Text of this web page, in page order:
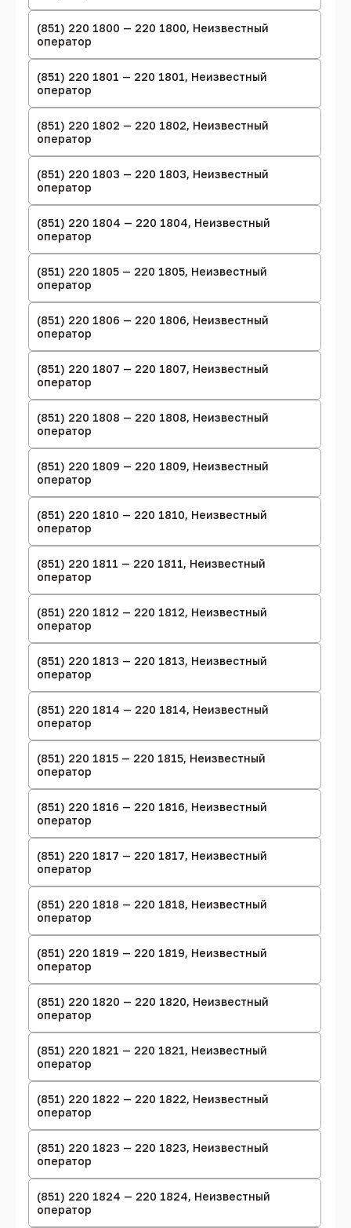
(851) 220 1800 — 220 1800, Неизвестный
оператор
(851) 220 1801 — 220 1801, Неизвестный
оператор
(851) 220 1802 — 220 1802, Неизвестный
оператор
(851) 220 1803 — 220 1803, Неизвестный
оператор
(851) 220 1804 — 220 1804, Неизвестный
оператор
(851) 220 1805 — 220 1805, Неизвестный
оператор
(851) 220 1806 — 220 1806, Неизвестный
оператор
(851) 220 1807 — 220 1807, Неизвестный
оператор
(851) 220 1808 — 220 1808, Неизвестный
оператор
(851) 220 1809 — 220 1809, Неизвестный
оператор
(851) 220 1810 — 220 1810, Неизвестный
оператор
(851) 220 1811 — 220 1811, Неизвестный
оператор
(851) 220 1812 — 220 1812, Неизвестный
оператор
(851) 220 1813 — 220 1813, Неизвестный
оператор
(851) 220 1814 — 220 1814, Неизвестный
оператор
(851) 220 1815 — 220 1815, Неизвестный
оператор
(851) 220 1816 — 220 1816, Неизвестный
оператор
(851) 220 1817 — 220 1817, Неизвестный
оператор
(851) 220 1818 — 220 1818, Неизвестный
оператор
(851) 220 1819 — 220 1819, Неизвестный
оператор
(851) 220 1820 — 220 1820, Неизвестный
оператор
(851) 220 1821 — 220 1821, Неизвестный
оператор
(851) 220 1822 — 220 1822, Неизвестный
оператор
(851) 220 1823 — 220 1823, Неизвестный
оператор
(851) 220 1824 — 220 1824, Неизвестный
оператор